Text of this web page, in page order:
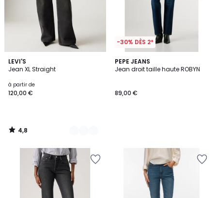
LEVI'S
Jean XL Straight
à partir de
120,00 €
4,8
/ 5
3
Couleurs
4,8
/
-30% DÈS 2*
PEPE JEANS
Jean droit taille haute ROBYN
89,00 €